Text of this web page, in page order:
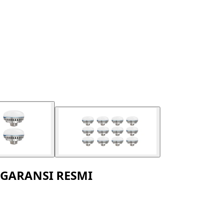
RESMI